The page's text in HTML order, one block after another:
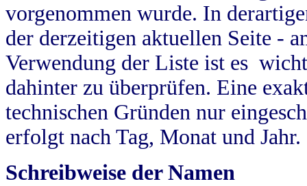
vorgenommen wurde. In
der derzeitigen aktuellen Seite -
Verwendung der Liste ist es
dahinter zu überprüfen. Eine
technischen Gründen nur
erfolgt nach Tag, Monat und Jahr.
Schreibweise der Namen